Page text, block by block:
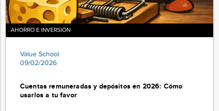
AHORRO E INVERSIÓN
Value School
09/02/2026
Cuentas remuneradas y depósitos en 2026: Cómo
usarlos a tu favor